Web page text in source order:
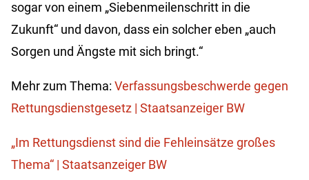
sogar von einem „Siebenmeilenschritt in die
Zukunft“ und davon, dass ein solcher eben „auch
Sorgen und Ängste mit sich bringt.“
Mehr zum Thema: Verfassungsbeschwerde gegen
Rettungsdienstgesetz | Staatsanzeiger BW
„Im Rettungsdienst sind die Fehleinsätze großes
Thema“ | Staatsanzeiger BW